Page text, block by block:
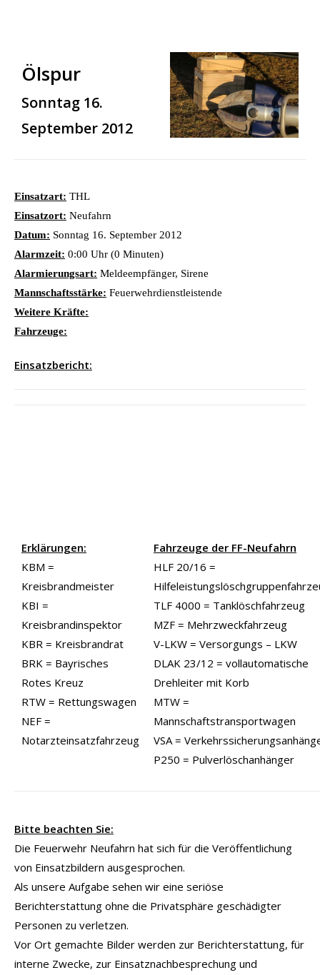
Ölspur
Sonntag 16.
September 2012
Einsatzart: THL
Einsatzort: Neufahrn
Datum: Sonntag 16. September 2012
Alarmzeit: 0:00 Uhr (0 Minuten)
Alarmierungsart: Meldeempfänger, Sirene
Mannschaftsstärke: Feuerwehrdienstleistende
Weitere Kräfte:
Fahrzeuge:
Einsatzbericht:
Erklärungen:
KBM =
Kreisbrandmeister
KBI =
Kreisbrandinspektor
KBR = Kreisbrandrat
BRK = Bayrisches
Rotes Kreuz
RTW = Rettungswagen
NEF =
Notarzteinsatzfahrzeug
Fahrzeuge der FF-Neufahrn
HLF 20/16 =
TLF 4000 = Tanklöschfahrzeug
MZF = Mehrzweckfahrzeug
V-LKW = Versorgungs – LKW
DLAK 23/12 = vollautomatische
Drehleiter mit Korb
MTW =
Mannschaftstransportwagen
VSA =
P250 = Pulverlöschanhänger
Bitte beachten Sie:
Die Feuerwehr Neufahrn hat sich für die Veröffentlichung
von Einsatzbildern ausgesprochen.
Als unsere Aufgabe sehen wir eine seriöse
Berichterstattung ohne die Privatsphäre geschädigter
Personen zu verletzen.
Vor Ort gemachte Bilder werden zur Berichterstattung, für
interne Zwecke, zur Einsatznachbesprechung und